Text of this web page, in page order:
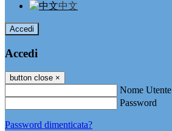
中文
Accedi
Accedi
button close ×
Nome Utente
Password
Password dimenticata?